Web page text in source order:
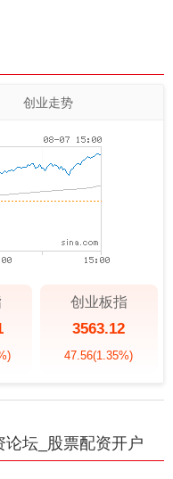
创业走势
创业板指
3563.12
47.56(1.35%)
论坛_股票配资开户